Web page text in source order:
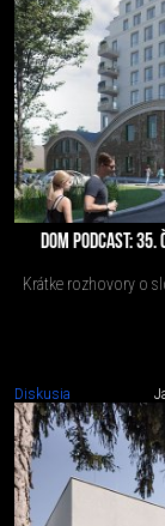
DOM PODCAST:
Krátke rozhovory o
Diskusia